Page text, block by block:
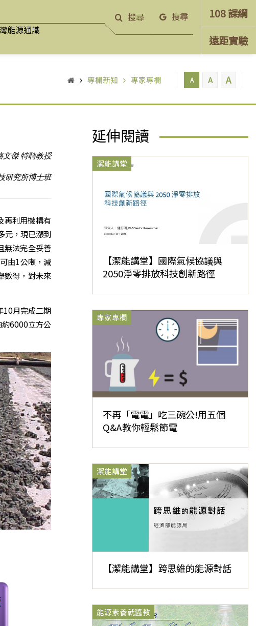
能源通識
搜尋 搜尋
108 課綱
遠距實驗
專欄新知 專家專欄 A A A
文傑 特聘教授
研究所博士班
再利用機構有
元，現已漲到
無法完全妥善
由1公噸，減
數得，對未來
10月完成二期
約6000立方公
延伸閱讀
潔能講堂
【潔能講堂】國際氣候協議與
2050淨零排放科技創新路徑
專家專欄
不再「電電」吃三碗公!用五個
Q&A教你輕鬆節電
潔能講堂
【潔能講堂】跨思維的能源對話
能源素養就醬教